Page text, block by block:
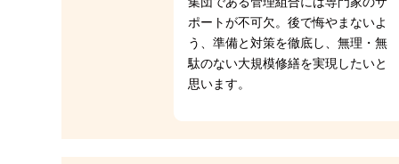
ポートが不可欠。後で悔やまないよ
う、準備と対策を徹底し、無理・無
駄のない大規模修繕を実現したいと
思います。